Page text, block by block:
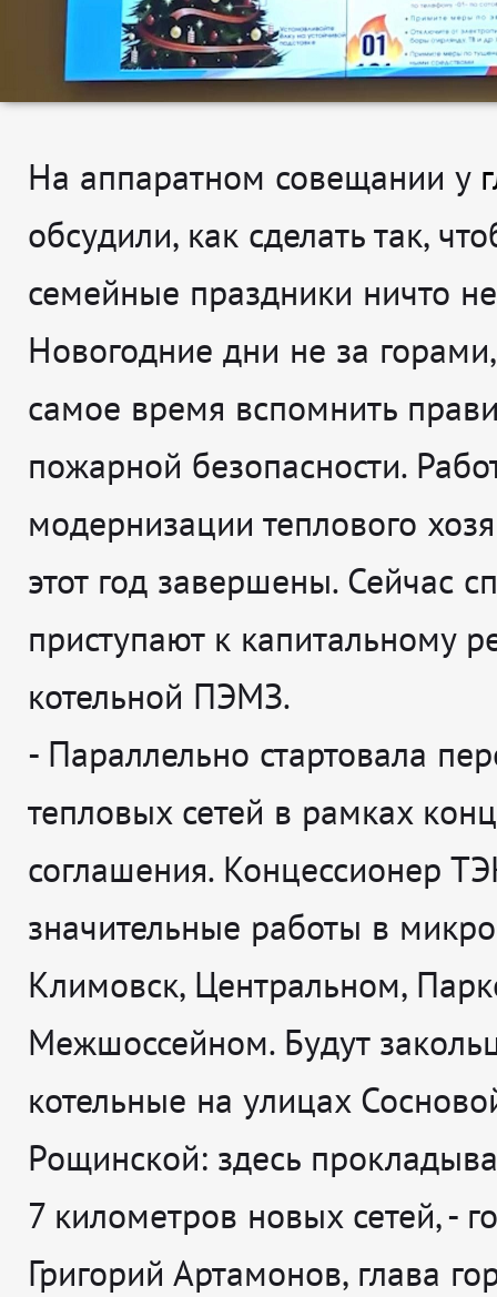
На аппаратном совещании у
обсудили, как сделать так,
семейные праздники ничто
Новогодние дни не за
самое время вспомнить
пожарной безопасности.
модернизации теплового
этот год завершены. Сейчас
приступают к капитальному
котельной ПЭМЗ.
- Параллельно стартовала
тепловых сетей в рамках
соглашения. Концессионер
значительные работы в
Климовск, Центральном,
Межшоссейном. Будут
котельные на улицах
Рощинской: здесь
7 километров новых сетей, -
Григорий Артамонов, глава